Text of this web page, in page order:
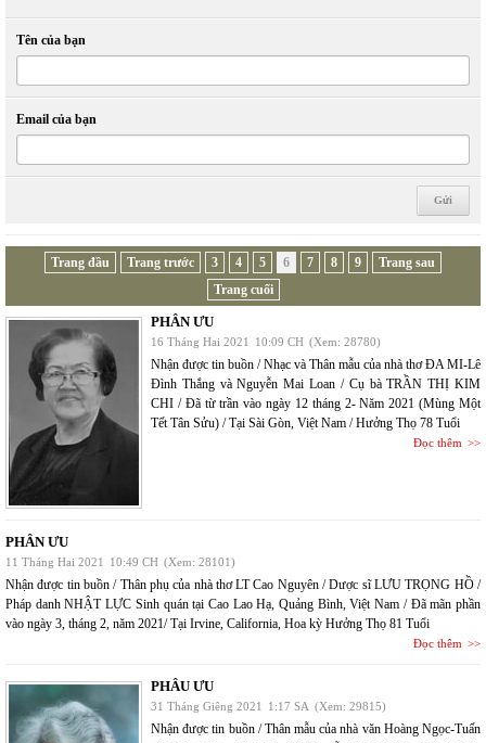
Tên của bạn
Email của bạn
Trang đầu Trang trước 3 4 5 6 7 8 9
Trang sau
Trang cuối
PHÂN ƯU
16 Tháng Hai 2021 10:09 CH (Xem: 28780)
Nhận được tin buồn / Nhạc và Thân mẫu của nhà thơ ĐA MI-Lê
Đình Thắng và Nguyễn Mai Loan / Cụ bà TRẦN THỊ KIM
CHI / Đã từ trần vào ngày 12 tháng 2- Năm 2021 (Mùng Một
Tết Tân Sửu) / Tại Sài Gòn, Việt Nam / Hưởng Thọ 78 Tuổi
Đọc thêm
PHÂN ƯU
11 Tháng Hai 2021 10:49 CH (Xem: 28101)
Nhận được tin buồn / Thân phụ của nhà thơ LT Cao Nguyên / Dược sĩ LƯU TRỌNG HỒ /
Pháp danh NHẬT LỰC Sinh quán tại Cao Lao Hạ, Quảng Bình, Việt Nam / Đã mãn phần
vào ngày 3, tháng 2, năm 2021/ Tại Irvine, California, Hoa kỳ Hưởng Thọ 81 Tuổi
Đọc thêm
PHÂU ƯU
31 Tháng Giêng 2021 1:17 SA (Xem: 29815)
Nhận được tin buồn / Thân mẫu của nhà văn Hoàng Ngọc-Tuấn